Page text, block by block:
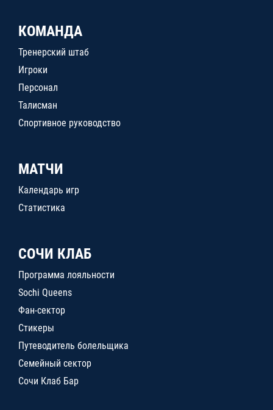
КОМАНДА
Тренерский штаб
Игроки
Персонал
Талисман
Спортивное руководство
МАТЧИ
Календарь игр
Статистика
СОЧИ КЛАБ
Программа лояльности
Sochi Queens
Фан-сектор
Стикеры
Путеводитель болельщика
Семейный сектор
Сочи Клаб Бар